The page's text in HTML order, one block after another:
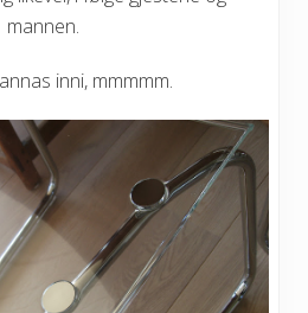
mannen.
inni, mmmmm.